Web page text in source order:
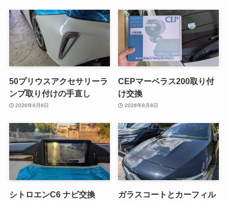
50プリウスアクセサリーラ
ンプ取り付けの手直し
2026年8月8日
CEPマーベラス200取り付
け交換
2026年8月8日
シトロエンC6 ナビ交換
ガラスコートとカーフィル